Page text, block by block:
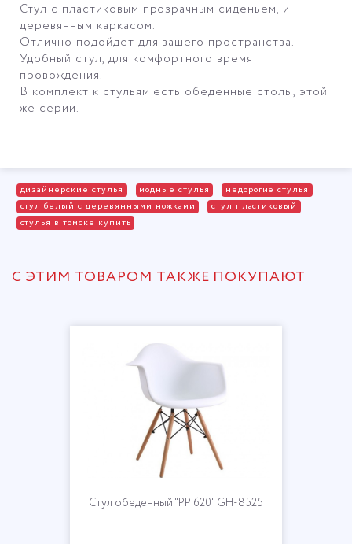
Стул с пластиковым прозрачным сиденьем, и
деревянным каркасом.
Отлично подойдет для вашего пространства.
Удобный стул, для комфортного время
провождения.
В комплект к стульям есть обеденные столы, этой
же серии.
дизайнерские стулья модные стулья
недорогие стулья
стул белый с деревянными ножками
стул пластиковый
стулья в томске купить
С ЭТИМ ТОВАРОМ ТАКЖЕ ПОКУПАЮТ
Стул обеденный "PP 620" GH-8525